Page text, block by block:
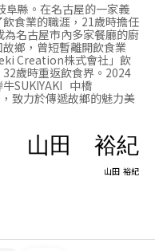
阜縣。在名古屋的一家義
食業的職涯，21歲時擔任
為名古屋市內多家餐廳的廚
鄉，曾短暫離開飲食業
Creation株式會社」飲
歲時重返飲食界。2024
SUKIYAKI 中橋
致力於傳遞故鄉的魅力美
山田 裕紀
山田 裕紀